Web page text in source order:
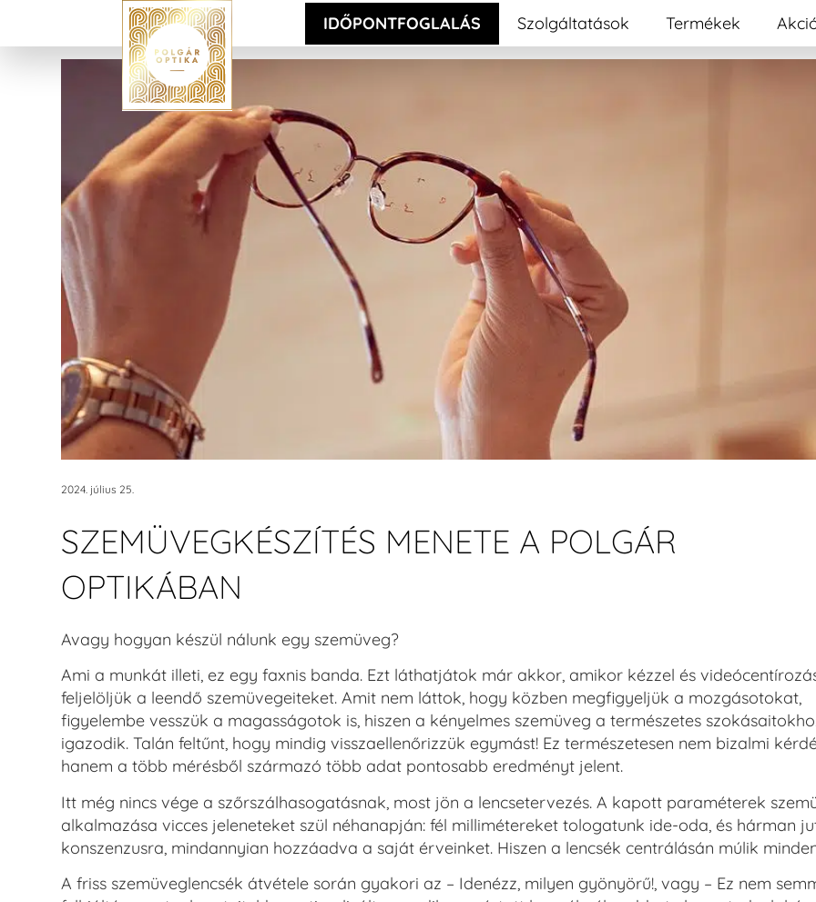
IDŐPONTFOGLALÁS Szolgáltatások Termékek
2024. július 25.
SZEMÜVEGKÉSZÍTÉS MENETE A POLGÁR
OPTIKÁBAN
Avagy hogyan készül nálunk egy szemüveg?
Ami a munkát illeti, ez egy faxnis banda. Ezt láthatjátok már akkor, amikor kézzel és
feljelöljük a leendő szemüvegeiteket. Amit nem láttok, hogy közben megfigyeljük a mozgásotokat,
figyelembe vesszük a magasságotok is, hiszen a kényelmes szemüveg a természetes
igazodik. Talán feltűnt, hogy mindig visszaellenőrizzük egymást! Ez természetesen nem bizalmi
hanem a több mérésből származó több adat pontosabb eredményt jelent.
Itt még nincs vége a szőrszálhasogatásnak, most jön a lencsetervezés. A kapott paraméterek
alkalmazása vicces jeleneteket szül néhanapján: fél millimétereket tologatunk ide-oda, és hárman
konszenzusra, mindannyian hozzáadva a saját érveinket. Hiszen a lencsék centrálásán múlik
A friss szemüveglencsék átvétele során gyakori az – Idenézz, milyen gyönyörű!, vagy – Ez nem